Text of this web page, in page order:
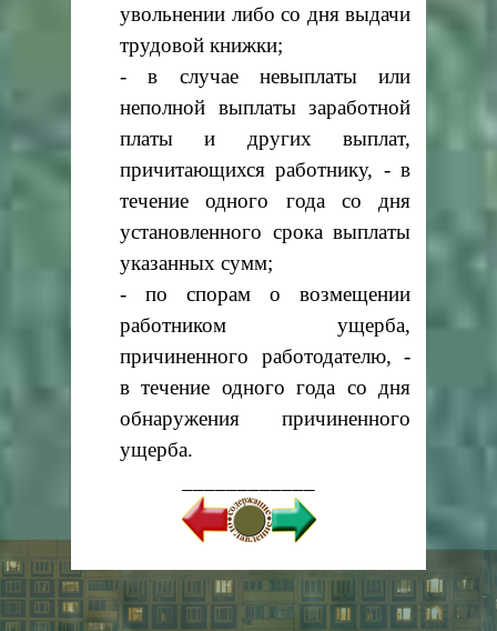
увольнении либо со дня выдачи
трудовой книжки;
- в случае невыплаты или
неполной выплаты заработной
платы и других выплат,
причитающихся работнику, - в
течение одного года со дня
установленного срока выплаты
указанных сумм;
- по спорам о возмещении
работником ущерба,
причиненного работодателю, -
в течение одного года со дня
обнаружения причиненного
ущерба.